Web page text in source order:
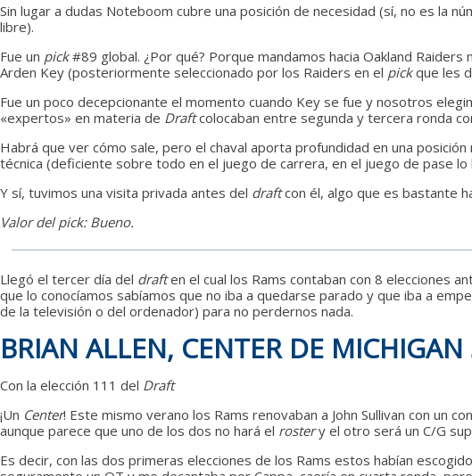
Sin lugar a dudas Noteboom cubre una posición de necesidad (sí, no es la
libre).
Fue un pick#89 global. ¿Por qué? Porque mandamos hacia Oakland Raiders
Arden Key (posteriormente seleccionado por los Raiders en el pickque les
Fue un poco decepcionante el momento cuando Key se fue y nosotros
«expertos» en materia de Draftcolocaban entre segunda y tercera ronda
Habrá que ver cómo sale, pero el chaval aporta profundidad en una
técnica (deficiente sobre todo en el juego de carrera, en el juego de pase
Y sí, tuvimos una visita privada antes del draftcon él, algo que es bastante
Valor del pick: Bueno.
Llegó el tercer día del draften el cual los Rams contaban con 8 elecciones
que lo conocíamos sabíamos que no iba a quedarse parado y que iba a
de la televisión o del ordenador) para no perdernos nada.
BRIAN ALLEN, CENTER DE MICHIGAN
Con la elección 111 del Draft
¡Un Center! Este mismo verano los Rams renovaban a John Sullivan con un
aunque parece que uno de los dos no hará el rostery el otro será un C/G
Es decir, con las dos primeras elecciones de los Rams estos habían